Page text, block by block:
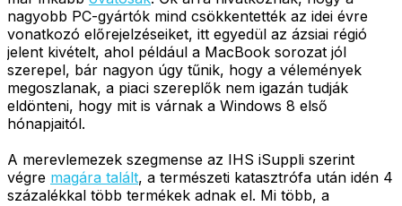
nagyobb PC-gyártók mind csökkentették az idei évre
vonatkozó előrejelzéseiket, itt egyedül az ázsiai régió
jelent kivételt, ahol például a MacBook sorozat jól
szerepel, bár nagyon úgy tűnik, hogy a vélemények
megoszlanak, a piaci szereplők nem igazán tudják
eldönteni, hogy mit is várnak a Windows 8 első
hónapjaitól.
A merevlemezek szegmense az IHS iSuppli szerint
végre magára talált, a természeti katasztrófa után idén 4
százalékkal több termékek adnak el. Mi több, a